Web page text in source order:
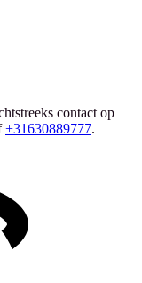
contact op
+31630889777.